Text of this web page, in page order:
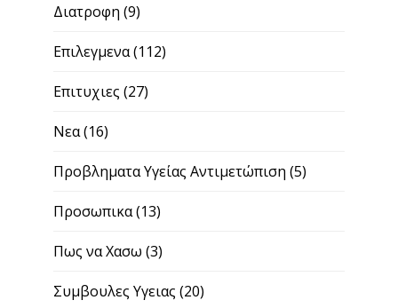
Διατροφη (9)
Επιλεγμενα(112)
Επιτυχιες (27)
Νεα(16)
Προβληματα Υγείας Αντιμετώπιση (5)
Προσωπικα(13)
Πως να Χασω (3)
Συμβουλες Υγειας (20)